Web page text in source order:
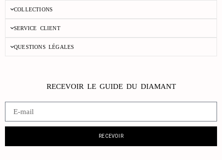
COLLECTIONS
SERVICE CLIENT
QUESTIONS LÉGALES
RECEVOIR LE GUIDE DU DIAMANT
RECEVOIR